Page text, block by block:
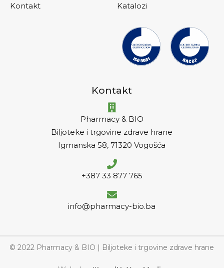
Kontakt
Katalozi
Kontakt
Pharmacy & BIO
Biljoteke i trgovine zdrave hrane
Igmanska 58, 71320 Vogošća
+387 33 877 765
info@pharmacy-bio.ba
© 2022 Pharmacy & BIO | Biljoteke i trgovine zdrave hrane